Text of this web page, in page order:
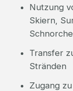
Nutzung
Skiern,
Transfer
Stränden
Zugang